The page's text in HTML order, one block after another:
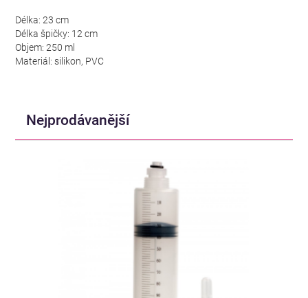
Délka: 23 cm
Délka špičky: 12 cm
Objem: 250 ml
Materiál: silikon, PVC
Nejprodávanější